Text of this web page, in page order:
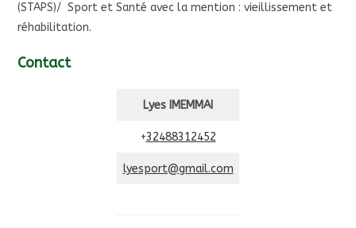
(STAPS)/ Sport et Santé avec la mention : vieillissement et
réhabilitation.
Contact
Lyes IMEMMAI
+32488312452
lyesport@gmail.com